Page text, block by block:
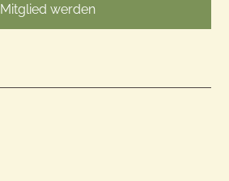
Mitglied werden